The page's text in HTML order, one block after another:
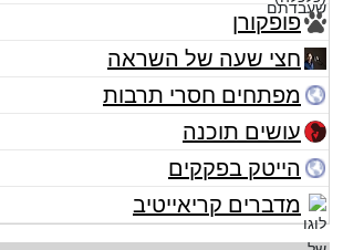
פופקורן
חצי שעה של השראה
מפתחים חסרי תרבות
עושים תוכנה
הייטק בפקקים
מדברים קריאייטיב